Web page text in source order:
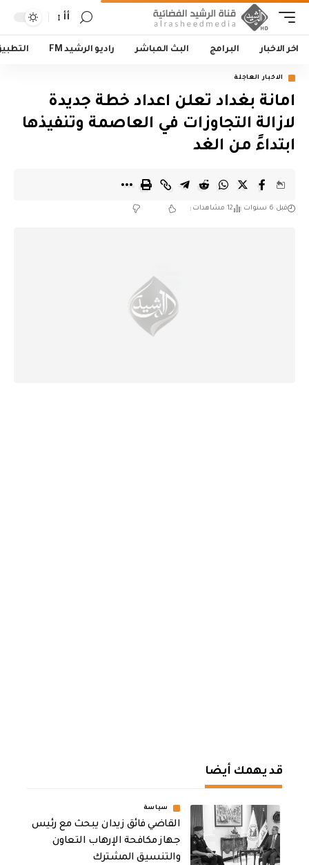
أأ
اخر الاخبار البرامج البث المباشر راديو الرشيد FM
الاخبار العاجلة
امانة بغداد تعلن اعداد خطة جديدة
لازالة التجاوزات في العاصمة وتنفيذها
ابتداءً من الغد
قبل 6 سنوات 12 مشاهدات
قد يهمك أيضا
سياسة
القاضي فائق زيدان يبحث مع رئيس
جهاز مكافحة الإرهاب التعاون
والتنسيق المشترك